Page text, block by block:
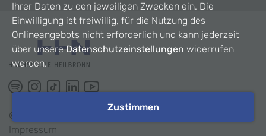
©
Impressum
Ihrer Daten zu den jeweiligen Zwecken ein. Die
Einwilligung ist freiwillig, für die Nutzung des
Onlineangebots nicht erforderlich und kann jederzeit
über unsereDatenschutzeinstellungen widerrufen
werden.
Zustimmen